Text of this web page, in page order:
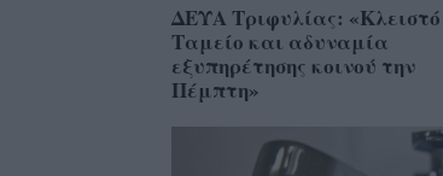
ΔΕΥΑ Τριφυλίας: «Κλειστό
Ταμείο και αδυναμία
εξυπηρέτησης κοινού την
Πέμπτη»